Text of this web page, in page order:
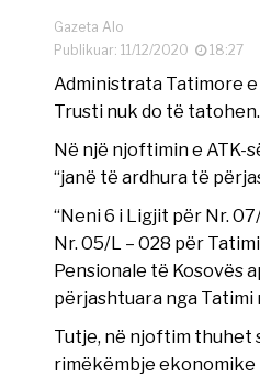
Gazeta Alo
Publikuar: 11/12/2020
18:27
Administrata Tatimore
Trusti nuk do të tatohen.
Në një njoftimin e ATK-
“janë të ardhura të
“Neni 6 i Ligjit për Nr.
Nr. 05/L – 028 për
Pensionale të Kosovës
përjashtuara nga Tatimi
Tutje, në njoftim thuhet
rimëkëmbje ekonomike